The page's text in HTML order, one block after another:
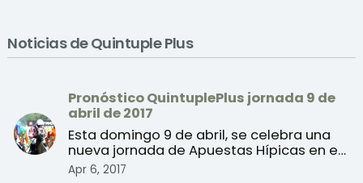
Noticias de Quintuple Plus
Pronóstico QuintuplePlus jornada 9 de
abril de 2017
Esta domingo 9 de abril, se celebra una
nueva jornada de Apuestas Hípicas en el
Apr 6, 2017